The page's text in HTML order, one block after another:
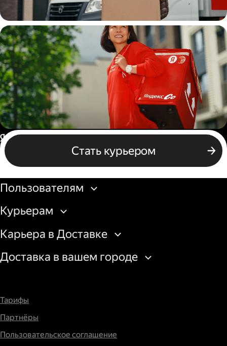
Водитель
грузовой машины
Пеший курьер
Стать курьером
Россия
Бизнесу
Пользователям
Курьерам
Карьера в Доставке
Доставка в вашем городе
Тарифы
Партнёры
Пользовательское соглашение